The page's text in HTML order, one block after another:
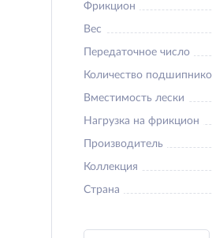
Фрикцион
Вес
Передаточное число
Количество
Вместимость лески
Нагрузка на фрикцион
Производитель
Коллекция
Страна